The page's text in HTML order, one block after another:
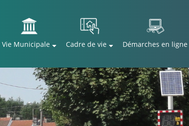
Vie Municipale Cadre de vie Démarches en ligne